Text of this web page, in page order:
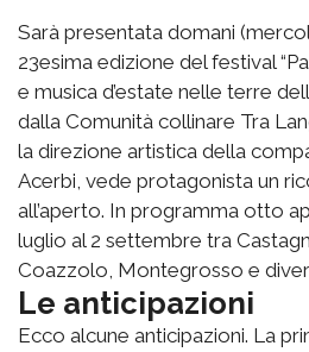
Sarà presentata domani
23esima edizione del festival
e musica d’estate nelle terre
dalla Comunità collinare Tra
la direzione artistica della
Acerbi, vede protagonista un
all’aperto. In programma otto
luglio al 2 settembre tra
Coazzolo, Montegrosso e
Le anticipazioni
Ecco alcune anticipazioni. La